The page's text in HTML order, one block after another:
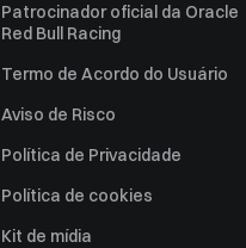
Patrocinador oficial da Oracle
Red Bull Racing
Termo de Acordo do Usuário
Aviso de Risco
Política de Privacidade
Política de cookies
Kit de mídia